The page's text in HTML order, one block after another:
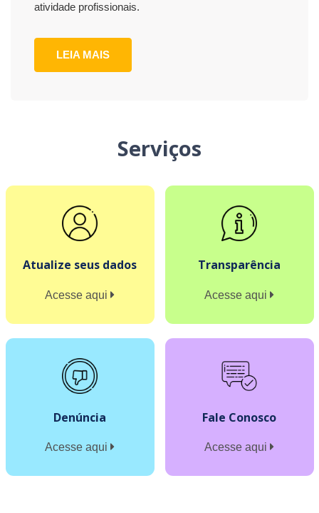
atividade profissionais.
LEIA MAIS
Serviços
Atualize seus dados
Acesse aqui
Transparência
Acesse aqui
Denúncia
Acesse aqui
Fale Conosco
Acesse aqui